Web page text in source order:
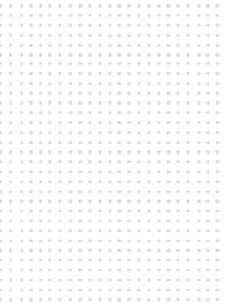
uttryck är
imponera.
orginaldetaljer från
pampig inramning
vilket innebär att
för varje